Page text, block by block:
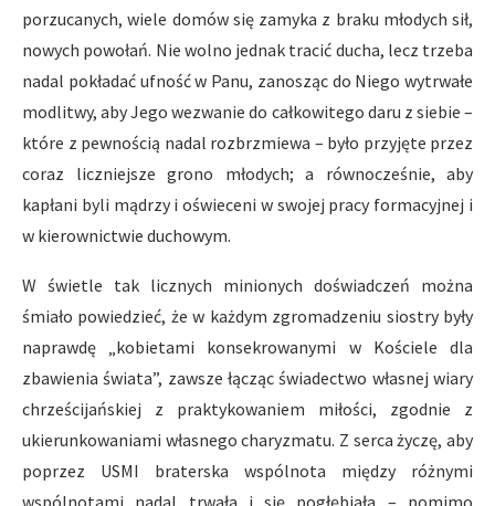
porzucanych, wiele domów się zamyka z braku młodych sił,
nowych powołań. Nie wolno jednak tracić ducha, lecz trzeba
nadal pokładać ufność w Panu, zanosząc do Niego wytrwałe
modlitwy, aby Jego wezwanie do całkowitego daru z siebie –
które z pewnością nadal rozbrzmiewa – było przyjęte przez
coraz liczniejsze grono młodych; a równocześnie, aby
kapłani byli mądrzy i oświeceni w swojej pracy formacyjnej i
w kierownictwie duchowym.
W świetle tak licznych minionych doświadczeń można
śmiało powiedzieć, że w każdym zgromadzeniu siostry były
naprawdę „kobietami konsekrowanymi w Kościele dla
zbawienia świata”, zawsze łącząc świadectwo własnej wiary
chrześcijańskiej z praktykowaniem miłości, zgodnie z
ukierunkowaniami własnego charyzmatu. Z serca życzę, aby
poprzez USMI braterska wspólnota między różnymi
wspólnotami nadal trwała i się pogłębiała – pomimo